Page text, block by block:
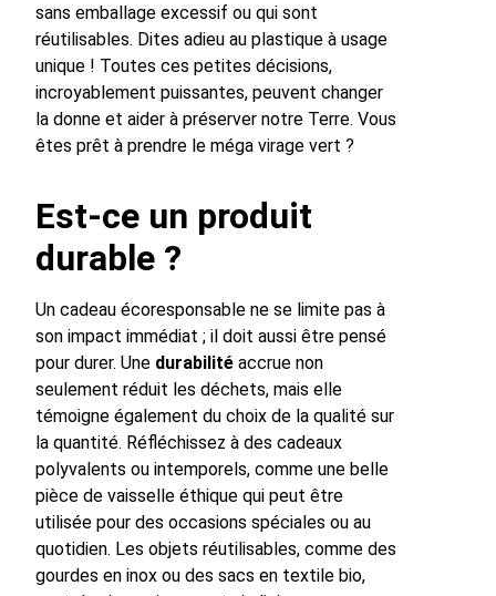
sans emballage excessif ou qui sont
réutilisables. Dites adieu au plastique à usage
unique ! Toutes ces petites décisions,
incroyablement puissantes, peuvent changer
la donne et aider à préserver notre Terre. Vous
êtes prêt à prendre le méga virage vert ?
Est-ce un produit
durable ?
Un cadeau écoresponsable ne se limite pas à
son impact immédiat ; il doit aussi être pensé
pour durer. Une durabilité accrue non
seulement réduit les déchets, mais elle
témoigne également du choix de la qualité sur
la quantité. Réfléchissez à des cadeaux
polyvalents ou intemporels, comme une belle
pièce de vaisselle éthique qui peut être
utilisée pour des occasions spéciales ou au
quotidien. Les objets réutilisables, comme des
gourdes en inox ou des sacs en textile bio,